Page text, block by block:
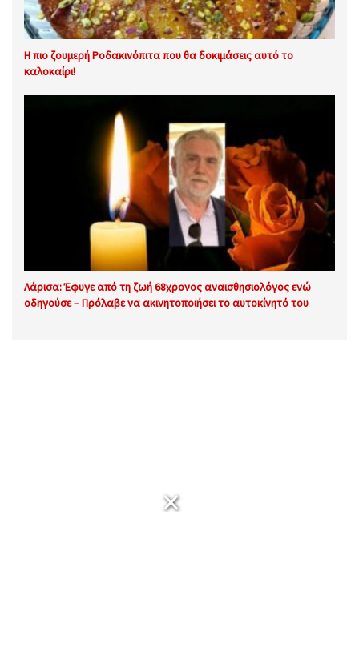
Η πιο ζουμερή Ροδακινόπιτα που θα δοκιμάσεις αυτό το
καλοκαίρι!
Λάρισα: Έφυγε από τη ζωή 68χρονος αναισθησιολόγος ενώ
οδηγούσε – Πρόλαβε να ακινητοποιήσει το αυτοκίνητό του